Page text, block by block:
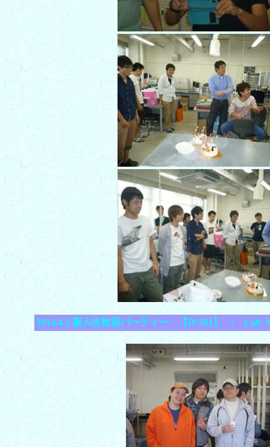
2014.4.5 新入生歓迎パーティー 【D-501】 / Lab.